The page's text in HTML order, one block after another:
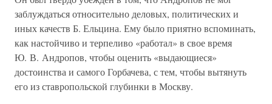
заблуждаться относительно деловых, политических и
иных качеств Б. Ельцина. Ему было приятно вспоминать,
как настойчиво и терпеливо «работал» в свое время
Ю. В. Андропов, чтобы оценить «выдающиеся»
достоинства и самого Горбачева, с тем, чтобы вытянуть
его из ставропольской глубинки в Москву.